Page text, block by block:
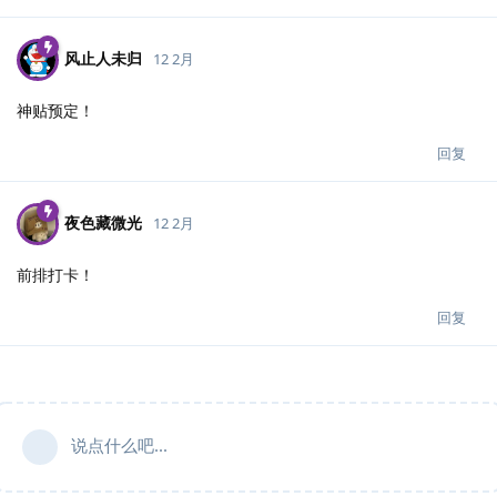
风止人未归 12 2月
神贴预定！
回复
夜色藏微光 12 2月
前排打卡！
回复
说点什么吧...